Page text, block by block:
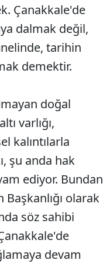
Çanakkale'de
dalmak değil,
tarihin
demektir.
doğal
varlığı,
kalıntılarla
şu anda hak
ediyor. Bundan
olarak
söz sahibi
devam